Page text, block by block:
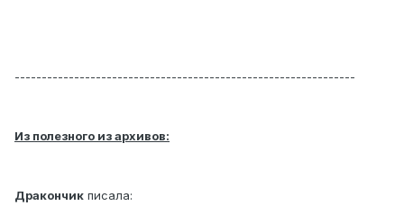
---------------------------------------------------------------
Из полезного из архивов:
Дракончик писала: